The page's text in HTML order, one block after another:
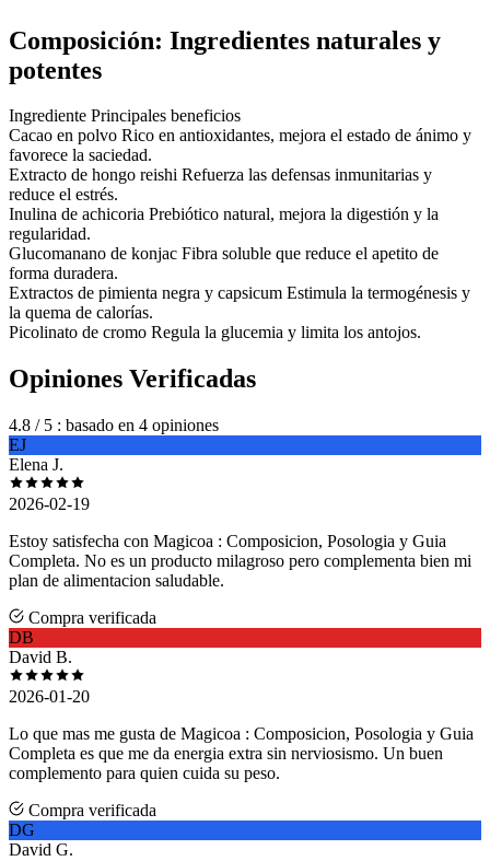
Composición: Ingredientes naturales y
potentes
Ingrediente Principales beneficios
Cacao en polvo Rico en antioxidantes, mejora el estado de ánimo y
favorece la saciedad.
Extracto de hongo reishi Refuerza las defensas inmunitarias y
reduce el estrés.
Inulina de achicoria Prebiótico natural, mejora la digestión y la
regularidad.
Glucomanano de konjac Fibra soluble que reduce el apetito de
forma duradera.
Extractos de pimienta negra y capsicum Estimula la termogénesis y
la quema de calorías.
Picolinato de cromo Regula la glucemia y limita los antojos.
Opiniones Verificadas
4.8 / 5 : basado en 4 opiniones
EJ
Elena J.
2026-02-19
Estoy satisfecha con Magicoa : Composicion, Posologia y Guia
Completa. No es un producto milagroso pero complementa bien mi
plan de alimentacion saludable.
Compra verificada
DB
David B.
2026-01-20
Lo que mas me gusta de Magicoa : Composicion, Posologia y Guia
Completa es que me da energia extra sin nerviosismo. Un buen
complemento para quien cuida su peso.
Compra verificada
DG
David G.